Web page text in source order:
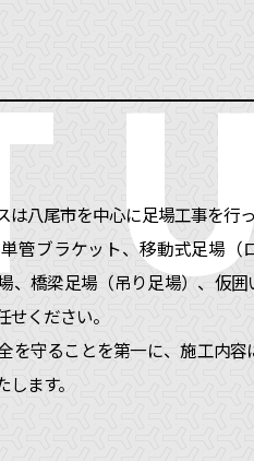
は八尾市を中心に足場工事を行
管ブラケット、移動式足場（
、橋梁足場（吊り足場）、仮囲
ください。
を守ることを第一に、施工内容
ます。